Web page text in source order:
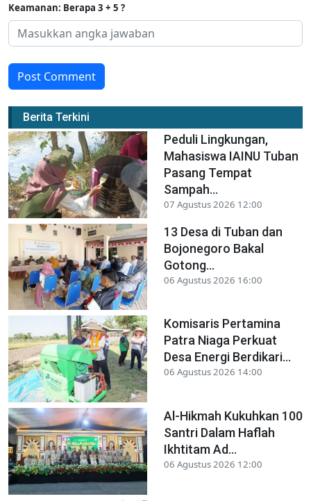
Keamanan: Berapa 3 + 5 ?
Post Comment
Berita Terkini
Peduli Lingkungan,
Mahasiswa IAINU Tuban
Pasang Tempat
Sampah...
07 Agustus 2026 12:00
13 Desa di Tuban dan
Bojonegoro Bakal
Gotong...
06 Agustus 2026 16:00
Komisaris Pertamina
Patra Niaga Perkuat
Desa Energi Berdikari...
06 Agustus 2026 14:00
Al-Hikmah Kukuhkan 100
Santri Dalam Haflah
Ikhtitam Ad...
06 Agustus 2026 12:00